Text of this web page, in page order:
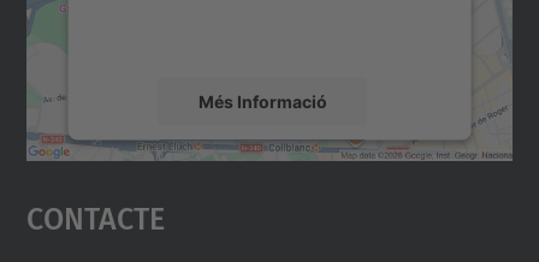
Més Informació
Accepta
powered by
Contacte